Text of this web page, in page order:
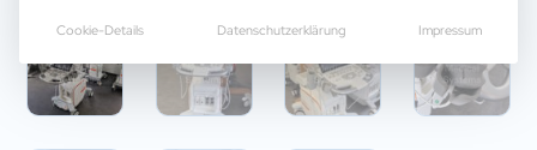
Cookie-Details Datenschutzerklärung Impressum